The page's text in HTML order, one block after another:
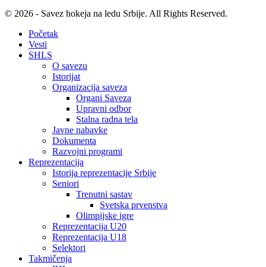
© 2026 - Savez hokeja na ledu Srbije. All Rights Reserved.
Početak
Vesti
SHLS
O savezu
Istorijat
Organizacija saveza
Organi Saveza
Upravni odbor
Stalna radna tela
Javne nabavke
Dokumenta
Razvojni programi
Reprezentacija
Istorija reprezentacije Srbije
Seniori
Trenutni sastav
Svetska prvenstva
Olimpijske igre
Reprezentacija U20
Reprezentacija U18
Selektori
Takmičenja